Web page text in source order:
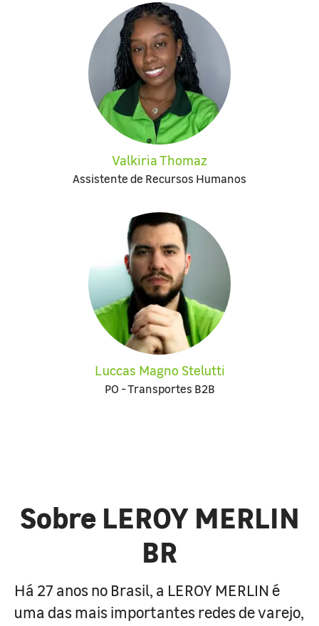
Valkiria Thomaz
Assistente de Recursos Humanos
Luccas Magno Stelutti
PO - Transportes B2B
Sobre LEROY MERLIN
BR
Há 27 anos no Brasil, a LEROY MERLIN é
uma das mais importantes redes de varejo,